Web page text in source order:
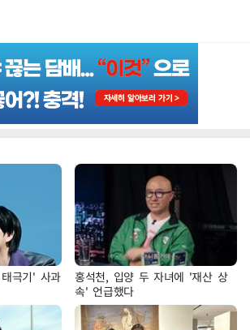
극기' 사과
홍석천, 입양 두 자녀에 '재산 상
속' 언급했다